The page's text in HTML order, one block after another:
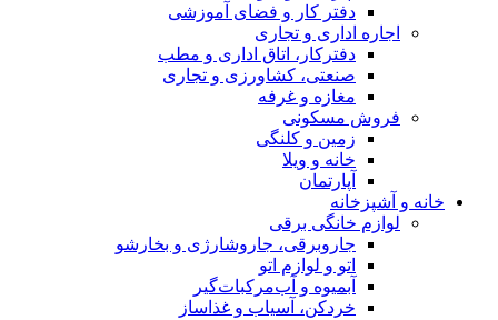
دفتر کار و فضای آموزشی
اجاره اداری و تجاری
دفترکار، اتاق اداری و مطب
صنعتی، کشاورزی و تجاری
مغازه و غرفه
فروش مسکونی
زمین و کلنگی
خانه و ویلا
آپارتمان
خانه و آشپزخانه
لوازم خانگی برقی
جاروبرقی، جاروشارژی و بخارشو
اتو و لوازم اتو
آبمیوه و آب‌مرکبات‌گیر
خردکن، آسیاب و غذاساز